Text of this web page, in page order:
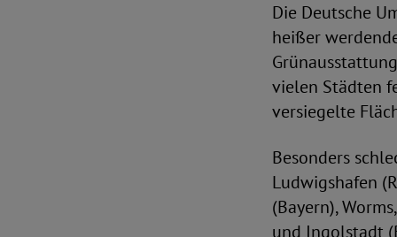
Die Deutsche
heißer
vielen Städten
versiegelte
Besonders
Ludwigshafen
(Bayern),
und Ingolstadt